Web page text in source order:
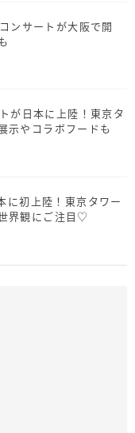
ンサートが大阪で開
が日本に上陸！東京タ
示やコラボフードも
に初上陸！東京タワー
界観にご注目♡